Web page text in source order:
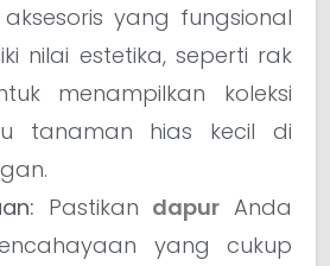
yang fungsional
nilai estetika, seperti rak
menampilkan koleksi
tanaman hias kecil di
Pastikan dapur Anda
yang cukup